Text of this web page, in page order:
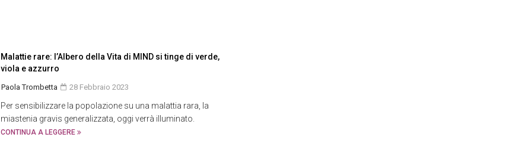
Malattie rare: l’Albero della Vita di MIND si tinge di verde,
viola e azzurro
Paola Trombetta 28 Febbraio 2023
Per sensibilizzare la popolazione su una malattia rara, la
miastenia gravis generalizzata, oggi verrà illuminato.
CONTINUA A LEGGERE